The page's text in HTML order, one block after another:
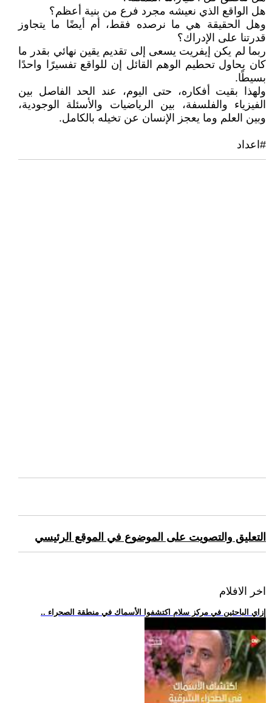
هل الواقع الذي نعيشه مجرد فرع من بنية أعظم؟
وهل الحقيقة هي ما نرصده فقط، أم أيضًا ما يتجاوز
قدرتنا على الإدراك؟
ربما لم يكن إيفريت يسعى إلى تقديم يقين نهائي بقدر ما
كان يحاول تحطيم الوهم القائل إن للواقع تفسيرًا واحدًا
بسيطًا.
ولهذا بقيت أفكاره، حتى اليوم، عند الحد الفاصل بين
الفيزياء والفلسفة، بين الرياضيات والأسئلة الوجودية،
وبين العلم وما يعجز الإنسان عن تخيله بالكامل.
#اعداد
التعليق والتصويت على الموضوع في الموقع الرئيسي
اخر الافلام
.. إزاي الباحثين في مركز سلام اكتشفوا الأسماك في منطقة الصحراء